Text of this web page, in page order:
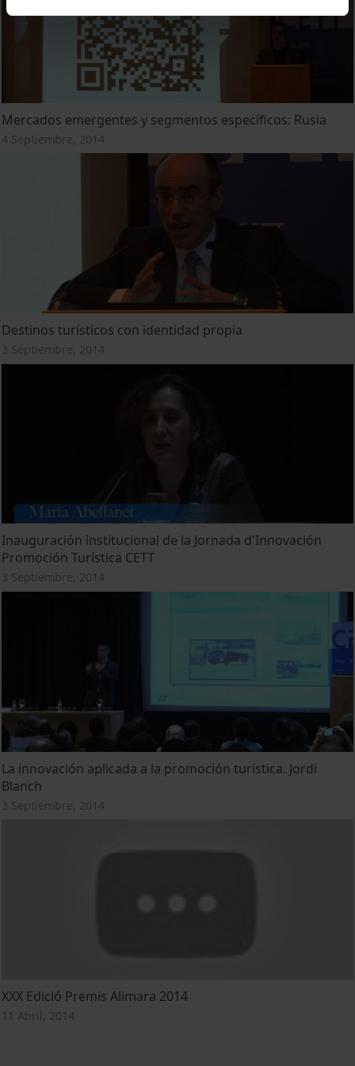
Mercados emergentes y segmentos específicos: Rusia
4 Septiembre, 2014
Destinos turísticos con identidad propia
3 Septiembre, 2014
Inauguración institucional de la Jornada d'Innovación
Promoción Turística CETT
3 Septiembre, 2014
La innovación aplicada a la promoción turística. Jordi
Blanch
3 Septiembre, 2014
XXX Edició Premis Alimara 2014
11 Abril, 2014